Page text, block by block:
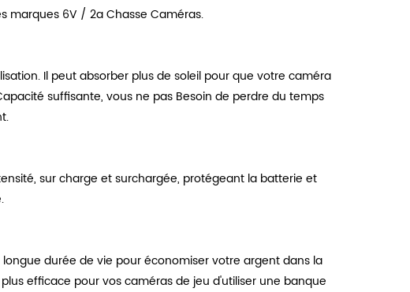
marques 6V / 2a Chasse Caméras.
Il peut absorber plus de soleil pour que votre caméra
suffisante, vous ne pas Besoin de perdre du temps
sur charge et surchargée, protégeant la batterie et
durée de vie pour économiser votre argent dans la
efficace pour vos caméras de jeu d'utiliser une banque